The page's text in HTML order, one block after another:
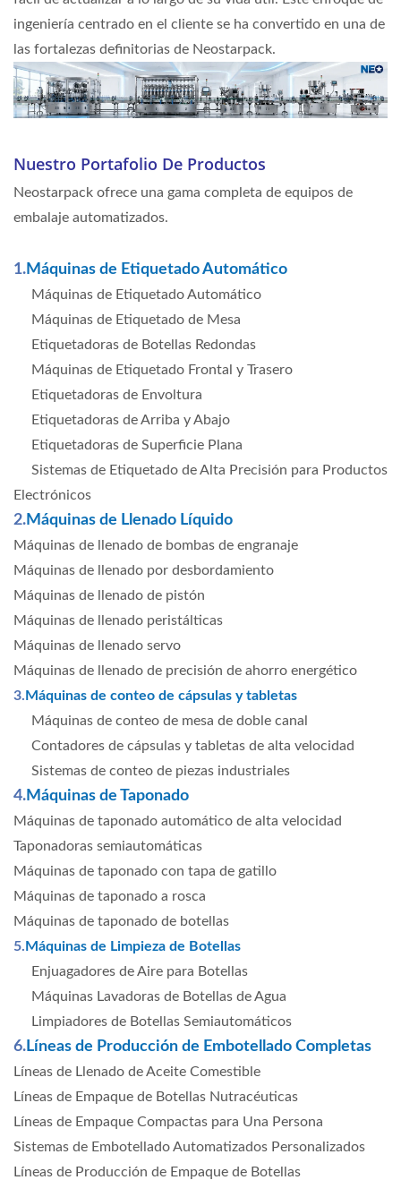
ingeniería centrado en el cliente se ha convertido en una de
las fortalezas definitorias de Neostarpack.
Nuestro Portafolio De Productos
Neostarpack ofrece una gama completa de equipos de
embalaje automatizados.
1.Máquinas de Etiquetado Automático
Máquinas de Etiquetado Automático
Máquinas de Etiquetado de Mesa
Etiquetadoras de Botellas Redondas
Máquinas de Etiquetado Frontal y Trasero
Etiquetadoras de Envoltura
Etiquetadoras de Arriba y Abajo
Etiquetadoras de Superficie Plana
Sistemas de Etiquetado de Alta Precisión para Productos
Electrónicos
2.Máquinas de Llenado Líquido
Máquinas de llenado de bombas de engranaje
Máquinas de llenado por desbordamiento
Máquinas de llenado de pistón
Máquinas de llenado peristálticas
Máquinas de llenado servo
Máquinas de llenado de precisión de ahorro energético
3.Máquinas de conteo de cápsulas y tabletas
Máquinas de conteo de mesa de doble canal
Contadores de cápsulas y tabletas de alta velocidad
Sistemas de conteo de piezas industriales
4.Máquinas de Taponado
Máquinas de taponado automático de alta velocidad
Taponadoras semiautomáticas
Máquinas de taponado con tapa de gatillo
Máquinas de taponado a rosca
Máquinas de taponado de botellas
5.Máquinas de Limpieza de Botellas
Enjuagadores de Aire para Botellas
Máquinas Lavadoras de Botellas de Agua
Limpiadores de Botellas Semiautomáticos
6.Líneas de Producción de Embotellado Completas
Líneas de Llenado de Aceite Comestible
Líneas de Empaque de Botellas Nutracéuticas
Líneas de Empaque Compactas para Una Persona
Sistemas de Embotellado Automatizados Personalizados
Líneas de Producción de Empaque de Botellas